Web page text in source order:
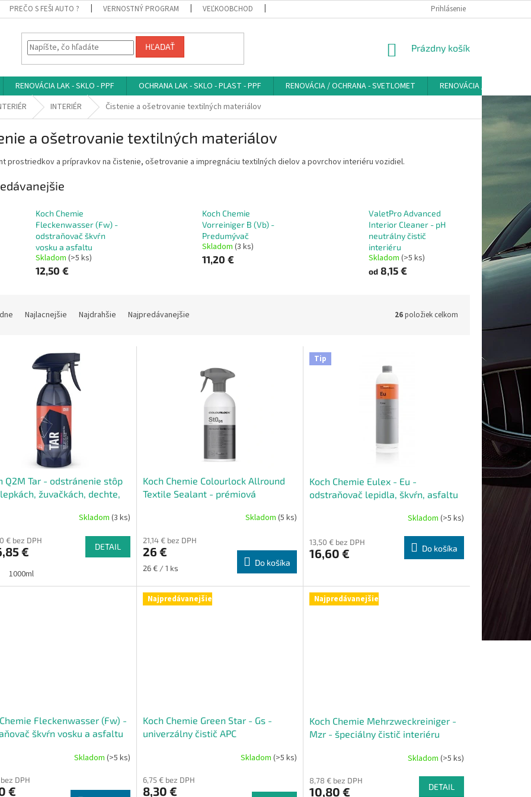
PREČO S FEŠI AUTO ? VERNOSTNÝ PROGRAM VEĽKOOBCHOD VŠEOBECNÉ OBCHODNÉ PODMIENKY - SPOTREBITEĽPrihlásenie
HĽADAŤ
NÁKUPNÝ
Prázdny košík
RENOVÁCIA LAK - SKLO - PPF OCHRANA LAK - SKLO - PLAST - PPF RENOVÁCIA / OCHRANA - SVETLOMET
RENOVÁCIA / OCHRANA
INTERIÉR Čistenie a ošetrovanie textilných materiálov
a ošetrovanie textilných materiálov
prostriedkov a prípravkov na čistenie, ošetrovanie a impregnáciu textilných dielov a povrchov interiéru vozidiel.
Koch Chemie
Fleckenwasser (Fw) -
odstraňovač škvŕn
vosku a asfaltu
Skladom (>5 ks)
12,50 €
Koch Chemie
Vorreiniger B (Vb) -
Predumývač
Skladom (3 ks)
11,20 €
ValetPro Advanced
Interior Cleaner - pH
neutrálny čistič
interiéru
Skladom (>5 ks)
od8,15 €
Najlacnejšie Najdrahšie Najpredávanejšie 26položiek celkom
Q2M Tar - odstránenie stôp
žuvačkách, dechte,
Skladom (3 ks)
€ bez DPH
€ DETAIL
1000ml
Koch Chemie Colourlock Allround
Textile Sealant - prémiová
Skladom (5 ks)
21,14 € bez DPH
26 €
Jednotková
26 € / 1 ks
Do košíka
Tip
Koch Chemie Eulex - Eu -
odstraňovač lepidla, škvŕn, asfaltu
Skladom (>5 ks)
13,50 € bez DPH
16,60 € Do košíka
Fleckenwasser (Fw) -
škvŕn vosku a asfaltu
Skladom (>5 ks)
DPH
€
Najpredávanejšie
Koch Chemie Green Star - Gs -
univerzálny čistič APC
produktu
je
Skladom (>5 ks)
6,75 € bez DPH
8,30 €
Najpredávanejšie
Koch Chemie Mehrzweckreiniger -
Mzr - špeciálny čistič interiéru
Skladom (>5 ks)
8,78 € bez DPH
10,80 € DETAIL